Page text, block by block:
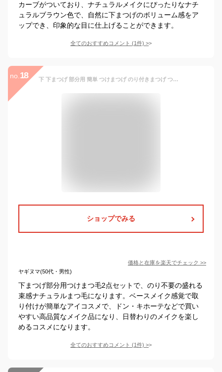
カーブがついており、ナチュラルメイクにぴったりなナチ
ュラルブラウン色で、自然に下まつげのボリューム感をア
ップでき、印象的な目に仕上げることができます。
全てのおすすめコメント (1件) >
no. 18 下 下まつげ 部分用 簡単 つけまつげ のり付きまつげ つけまつ毛 のり不要 2点セット 盛れる 束感 まつ毛 ナチュラル 透明軸 束 自然 ブラック 黒 睫毛 2点セット まつげ 付けまつげ 付け睫毛 下まつげ ベースメイク
ショップでみる
価格と在庫を楽天でチェック >>
ヤギヌマ(50代・男性)
下まつげ部分用つけまつ毛2点セットで、のり不要の盛れる
束感ナチュラルまつ毛になります。ベースメイク感覚で取
り付けが簡単なアイコスメで、ドン・キホーテなどで買い
やすい高品質なメイク品になり、日替わりのメイクを楽し
めるコスメになります。
全てのおすすめコメント (1件) >